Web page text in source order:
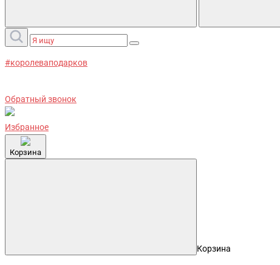
#королеваподарков
Обратный звонок
Избранное
Корзина
Корзина